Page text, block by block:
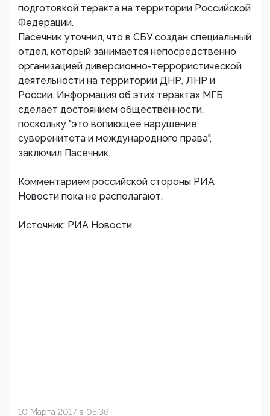
подготовкой теракта на территории Российской
Федерации.
Пасечник уточнил, что в СБУ создан специальный
отдел, который занимается непосредственно
организацией диверсионно-террористической
деятельности на территории ДНР, ЛНР и
России. Информация об этих терактах МГБ
сделает достоянием общественности,
поскольку "это вопиющее нарушение
суверенитета и международного права",
заключил Пасечник.
Комментарием российской стороны РИА
Новости пока не располагают.
Источник: РИА Новости
10 Марта 2017 в 05:36